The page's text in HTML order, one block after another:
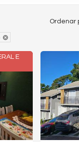
Ordenar
E